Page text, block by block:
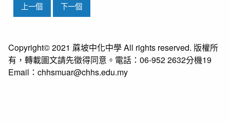
上一個 下一個
Copyright© 2021 蔴坡中化中學 All rights reserved. 版權所
有，轉載圖文請先徵得同意。電話：06-952 2632分機19
Email：chhsmuar@chhs.edu.my